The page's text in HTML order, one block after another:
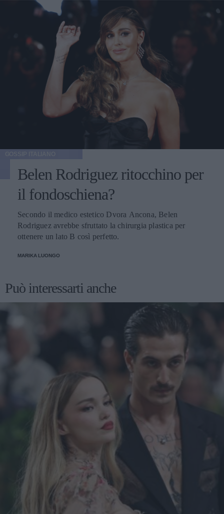
Belen Rodriguez ritocchino per
il fondoschiena?
Secondo il medico estetico Dvora Ancona, Belen
Rodriguez avrebbe sfruttato la chirurgia plastica per
ottenere un lato B così perfetto.
MARIKA LUONGO
Può interessarti anche